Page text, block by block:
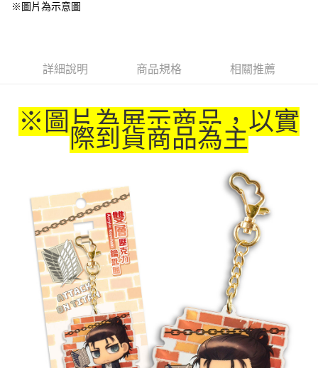
貨到付款
運送方式
全家取貨付款
每筆NT$65，滿NT$1,300(含以上)免運費
每筆NT$65，滿NT$1,300(含以上)免運費
(不開放使用，請勿選取）
每筆NT$9,999
7-11取貨付款
每筆NT$65，滿NT$1,300(含以上)免運費
付款後7-11取貨
每筆NT$65，滿NT$1,300(含以上)免運費
宅配-木棉花樂園專用
※圖片為示意圖
詳細說明 商品規格 相關推薦
※圖片為展示商品，以實
際到貨商品為主